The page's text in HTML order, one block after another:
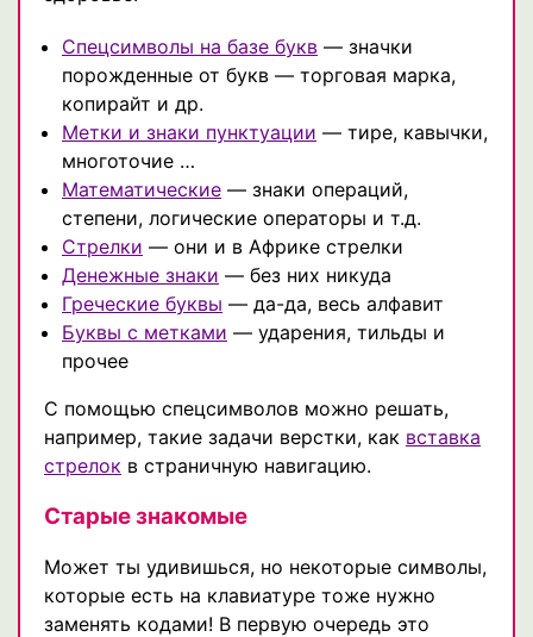
Спецсимволы на базе букв — значки
порожденные от букв — торговая марка,
копирайт и др.
Метки и знаки пунктуации — тире, кавычки,
многоточие …
Математические — знаки операций,
степени, логические операторы и т.д.
Стрелки — они и в Африке стрелки
Денежные знаки — без них никуда
Греческие буквы — да-да, весь алфавит
Буквы с метками — ударения, тильды и
прочее
С помощью спецсимволов можно решать,
например, такие задачи верстки, как вставка
стрелок в страничную навигацию.
Старые знакомые
Может ты удивишься, но некоторые символы,
которые есть на клавиатуре тоже нужно
заменять кодами! В первую очередь это